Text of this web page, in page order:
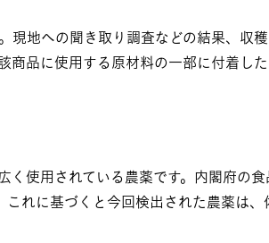
地への聞き取り調査などの結果、収
品に使用する原材料の一部に付着し
使用されている農薬です。内閣府の
れに基づくと今回検出された農薬は